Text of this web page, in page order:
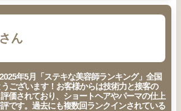
ん
年5月「ステキな美容師ランキング」全国
ございます！お客様からは技術力と接客の
価されており、ショートヘアやパーマの仕上
です。過去にも複数回ランクインされている